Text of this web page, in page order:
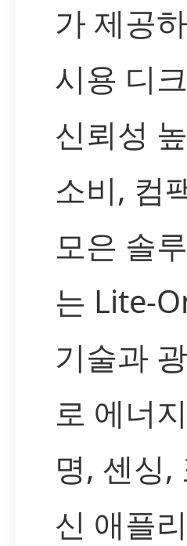
가 제공
시용 디
신뢰성
소비, 컴
모은 솔
는 Lite-
기술과
로 에너
명, 센싱,
신 애플